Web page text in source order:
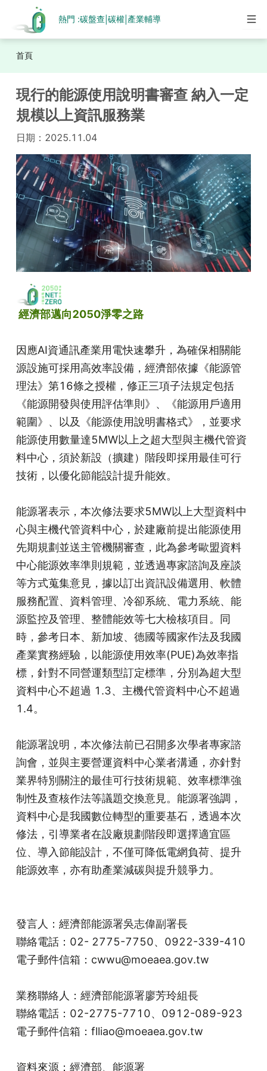
熱門 :碳盤查 碳權| 產業輔導
首頁
現行的能源使用說明書審查 納入一定
規模以上資訊服務業
日期： 2025.11.04
經濟部邁向2050淨零之路
因應AI資通訊產業用電快速攀升，為確保相關能
源設施可採用高效率設備，經濟部依據《能源管
理法》第16條之授權，修正三項子法規定包括
《能源開發與使用評估準則》、《能源用戶適用
範圍》、以及《能源使用說明書格式》，並要求
能源使用數量達5MW以上之超大型與主機代管資
料中心，須於新設（擴建）階段即採用最佳可行
技術，以優化節能設計提升能效。
能源署表示，本次修法要求5MW以上大型資料中
心與主機代管資料中心，於建廠前提出能源使用
先期規劃並送主管機關審查，此為參考歐盟資料
中心能源效率準則規範，並透過專家諮詢及座談
等方式蒐集意見，據以訂出資訊設備選用、軟體
服務配置、資料管理、冷卻系統、電力系統、能
源監控及管理、整體能效等七大檢核項目。同
時，參考日本、新加坡、德國等國家作法及我國
產業實務經驗，以能源使用效率(PUE)為效率指
標，針對不同營運類型訂定標準，分別為超大型
資料中心不超過 1.3、主機代管資料中心不超過
1.4。
能源署說明，本次修法前已召開多次學者專家諮
詢會，並與主要營運資料中心業者溝通，亦針對
業界特別關注的最佳可行技術規範、效率標準強
制性及查核作法等議題交換意見。能源署強調，
資料中心是我國數位轉型的重要基石，透過本次
修法，引導業者在設廠規劃階段即選擇適宜區
位、導入節能設計，不僅可降低電網負荷、提升
能源效率，亦有助產業減碳與提升競爭力。
發言人：經濟部能源署吳志偉副署長
聯絡電話：02- 2775-7750、0922-339-410
電子郵件信箱：cwwu@moeaea.gov.tw
業務聯絡人：經濟部能源署廖芳玲組長
聯絡電話：02-2775-7710、0912-089-923
電子郵件信箱：flliao@moeaea.gov.tw
資料來源： 經濟部、 能源署